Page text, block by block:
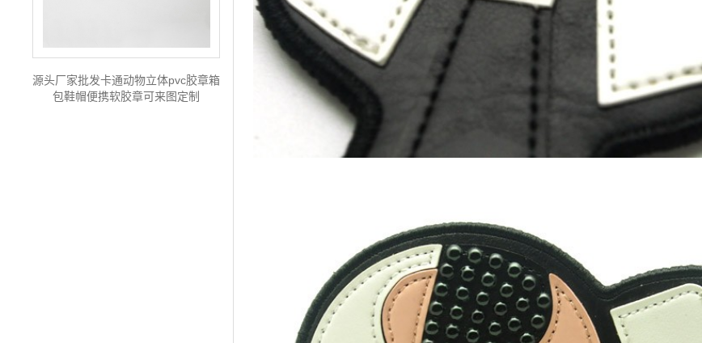
源头厂家批发卡通动物立体pvc胶章箱
包鞋帽便携软胶章可来图定制